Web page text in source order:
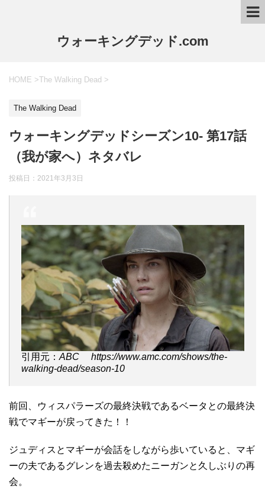
ウォーキングデッド.com
HOME >The Walking Dead >
The Walking Dead
ウォーキングデッドシーズン10- 第17話
（我が家へ）ネタバレ
投稿日：2021年3月3日
引用元： ABC https://www.amc.com/shows/the-
walking-dead/season-10
前回、ウィスパラーズの最終決戦であるベータとの最終決
戦でマギーが戻ってきた！！
ジュディスとマギーが会話をしながら歩いていると、マギ
ーの夫であるグレンを過去殺めたニーガンと久しぶりの再
会。